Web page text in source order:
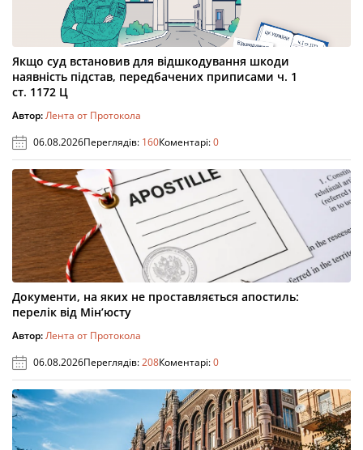
Якщо суд встановив для відшкодування шкоди
наявність підстав, передбачених приписами ч. 1
ст. 1172 Ц
Автор:Лента от Протокола
06.08.2026Переглядів: 160Коментарі:0
Документи, на яких не проставляється апостиль:
перелік від Мін’юсту
Автор:Лента от Протокола
06.08.2026Переглядів:208Коментарі:0